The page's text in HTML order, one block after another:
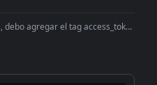
agregar el tag access_token